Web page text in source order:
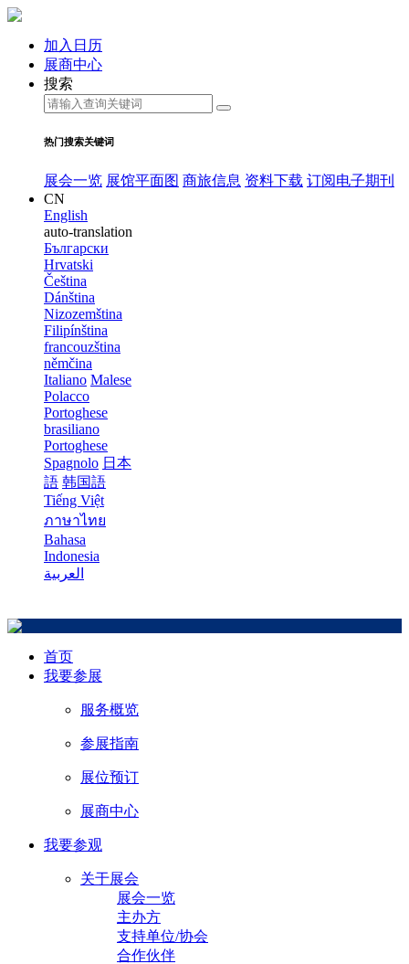
加入日历
展商中心
搜索
热门搜索关键词
展会一览 展馆平面图 商旅信息 资料下载 订阅电子期刊
CN
English
auto-translation
Български
Hrvatski
Čeština
Dánština
Nizozemština
Filipínština
francouzština
němčina
Italiano Malese
Polacco
Portoghese
brasiliano
Portoghese
Spagnolo 日本
語 韩国語
Tiếng Việt
ภาษาไทย
Bahasa
Indonesia
العربية
首页
我要参展
服务概览
参展指南
展位预订
展商中心
我要参观
关于展会
展会一览
主办方
支持单位/协会
合作伙伴